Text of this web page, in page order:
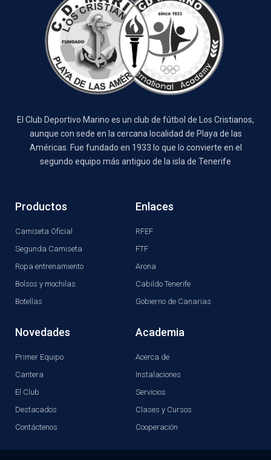
El Club Deportivo Marino es un club de fútbol de Los Cristianos,
aunque con sede en la cercana localidad de Playa de las
Américas. Fue fundado en 1933 lo que lo convierte en el
segundo equipo más antiguo de la isla de Tenerife
Productos
Camiseta Oficial
Segunda Camiseta
Ropa entrenamiento
Bolsos y mochilas
Botellas
Enlaces
RFEF
FTF
Arona
Cabildo Tenerife
Gobierno de Canarias
Novedades
Primer Equipo
Cantera
El Club
Destacados
Contáctenos
Academia
Acerca de
Instalaciones
Servicios
Clases y Cursos
Cooperación